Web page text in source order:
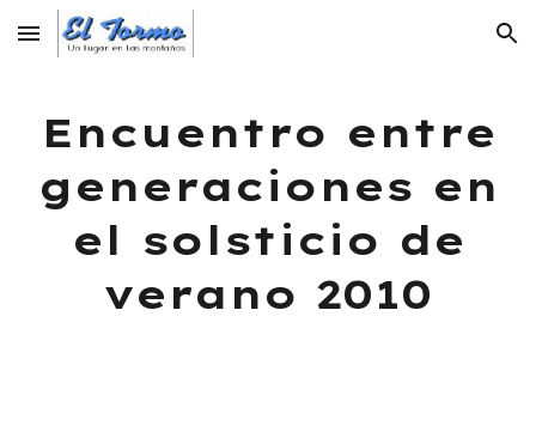
Skip to main content Skip to navigation
Encuentro entre
generaciones en
el solsticio de
verano 2010